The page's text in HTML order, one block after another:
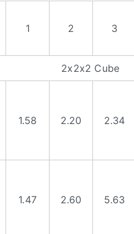
1 2 3
2x2x2 Cube
1.58 2.20 2.34
1.47 2.60 5.63